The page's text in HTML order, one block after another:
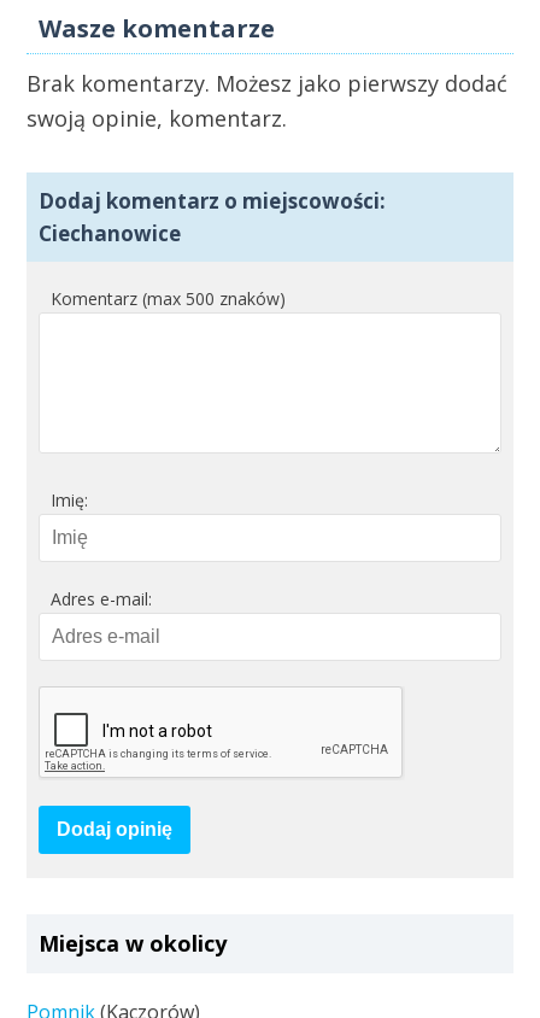
Wasze komentarze
Brak komentarzy. Możesz jako pierwszy dodać
swoją opinie, komentarz.
Dodaj komentarz o miejscowości:
Ciechanowice
Komentarz (max 500 znaków)
Imię:
Adres e-mail:
Dodaj opinię
Miejsca w okolicy
Pomnik(Kaczorów)